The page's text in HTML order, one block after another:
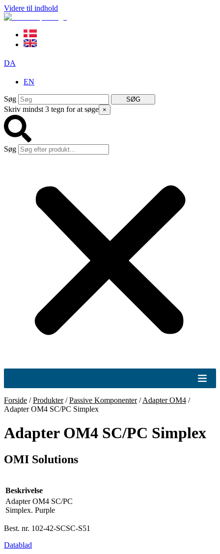
Videre til indhold
DA
EN
Søg SØG
Skriv mindst 3 tegn for at søge ×
Søg
Forside /Produkter/Passive Komponenter/Adapter OM4 /
Adapter OM4 SC/PC Simplex
Adapter OM4 SC/PC Simplex
OMI Solutions
Beskrivelse
Adapter OM4 SC/PC
Simplex. Purple
Best. nr. 102-42-SCSC-S51
Datablad